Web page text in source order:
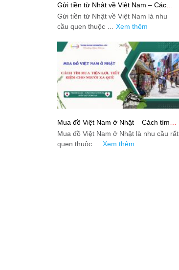
Gửi tiền từ Nhật về Việt Nam – Các
cách chuyển an toàn, nhanh và tiết
kiệm
Gửi tiền từ Nhật về Việt Nam là nhu
cầu quen thuộc … Xem thêm
Mua đồ Việt Nam ở Nhật – Cách tìm
mua tiện lợi, tiết kiệm cho người xa quê
Mua đồ Việt Nam ở Nhật là nhu cầu rất
quen thuộc … Xem thêm